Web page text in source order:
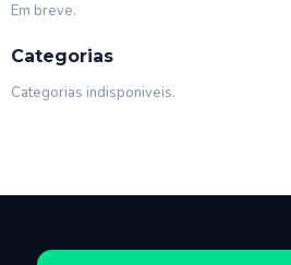
Em breve.
Categorias
Categorias indisponiveis.